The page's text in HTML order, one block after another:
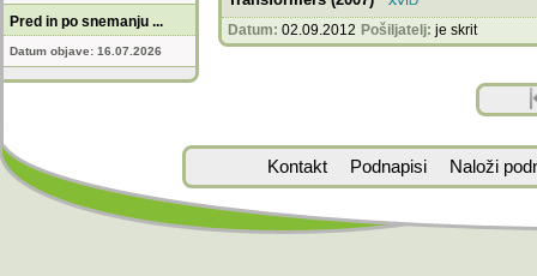
Pred in po snemanju ...
Datum objave: 16.07.2026
Datum: 02.09.2012 Pošiljatelj: je skrit
Kontakt Podnapisi Naloži